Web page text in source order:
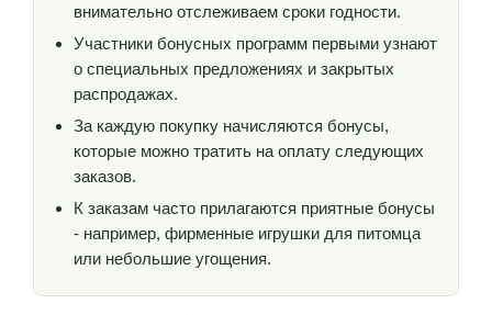
внимательно отслеживаем сроки годности.
Участники бонусных программ первыми узнают
о специальных предложениях и закрытых
распродажах.
За каждую покупку начисляются бонусы,
которые можно тратить на оплату следующих
заказов.
К заказам часто прилагаются приятные бонусы
- например, фирменные игрушки для питомца
или небольшие угощения.